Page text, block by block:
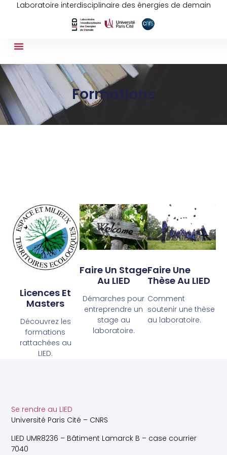
Laboratoire interdisciplinaire des énergies de demain
Formations
Licences Et
Masters
Découvrez les
formations
rattachées au
LIED.
Faire Un Stage
Au LIED
Démarches pour
entreprendre un
stage au
laboratoire.
Faire Une
Thèse Au LIED
Comment
soutenir une thèse
au laboratoire.
Se rendre au LIED
Université Paris Cité – CNRS
LIED UMR8236 – Bâtiment Lamarck B – case courrier
7040